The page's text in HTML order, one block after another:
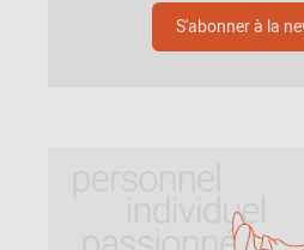
S'abonner à la